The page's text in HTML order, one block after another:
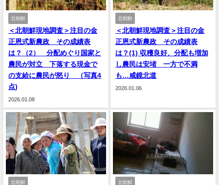
北朝鮮
＜北朝鮮現地調査＞注目の金
正恩式新農政 その成績表
は？（2） 分配めぐり国家と
農民が対立 下落する現金で
の支給に農民が怒り （写真4
点)
2026.01.08
北朝鮮
＜北朝鮮現地調査＞注目の金
正恩式新農政 その成績表
は？(1) 収穫良好、分配も増加
し農民は安堵 一方で不満
も…咸鏡北道
2026.01.06
北朝鮮 北朝鮮